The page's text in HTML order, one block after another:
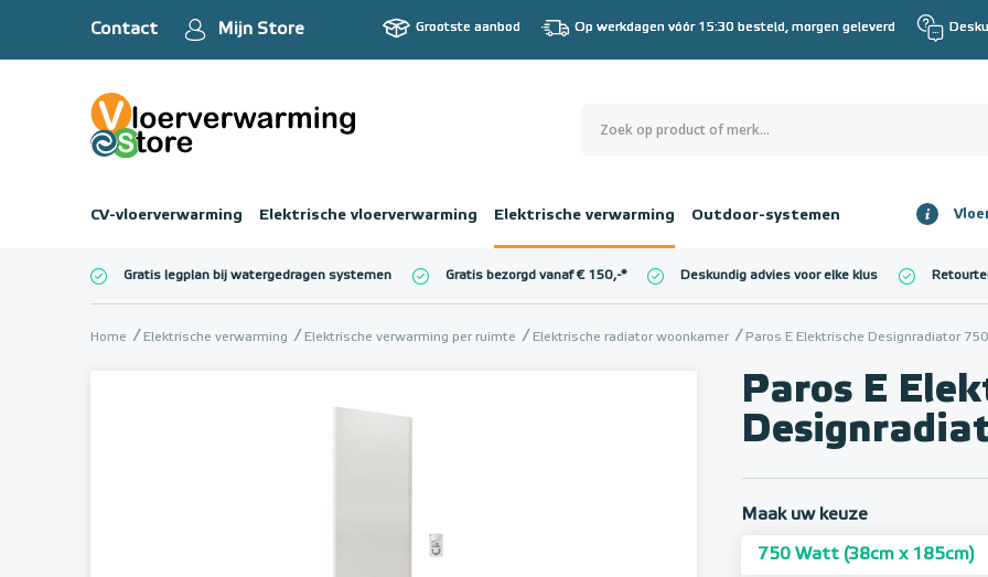
Contact Mijn Store Grootste aanbod Op werkdagen vóór 15:30 besteld, morgen geleverd
CV-vloerverwarming Elektrische vloerverwarming Elektrische verwarming Outdoor-systemen
€ 0,00
Gratis legplan bij watergedragen systemen Gratis bezorgd vanaf € 150,-* Deskundig advies voor elke klus
Home Elektrische verwarming Elektrische verwarming per ruimte Elektrische radiator woonkamer Paros E Elektrische Designradiator
Paros E
Maak uw keuze
750 Watt (38cm x 185cm)